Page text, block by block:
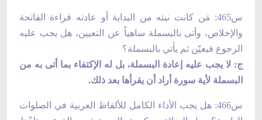
س465: مَن كانت نيته من البداية أو عادته قراءة الفاتحة
والإخلاص، وأتى بالبسملة ساهياً عن التعيين، هل يجب عليه
الرجوع فيعيّن ثم يأتي بالبسملة؟
ج: لا يجب عليه إعادة البسملة، بل له الإكتفاء بما أتى به من
البسملة لأية سورة أراد أن يقرأها بعد ذلك.
س466: هل يجب الأداء الكامل للألفاظ العربية في الصلوات